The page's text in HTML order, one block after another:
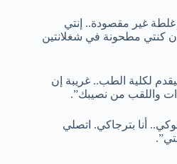
غير مقصودة.. إنتي
كنتي مطحونة في شغلانتين
لكلية الطب.. غريبة إن
واللقب من نصيبك”.
أنا بترجاكي. اتصلي